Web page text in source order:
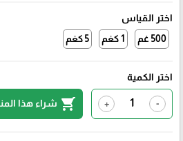
اختر القياس
500 غم
1 كغم 5 كغم
اختر الكمية
-
+
shopping_cart شراء هذا